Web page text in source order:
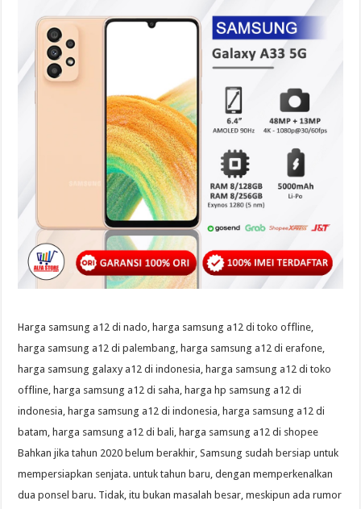
Harga samsung a12 di nado, harga samsung a12 di toko offline,
harga samsung a12 di palembang, harga samsung a12 di erafone,
harga samsung galaxy a12 di indonesia, harga samsung a12 di toko
offline, harga samsung a12 di saha, harga hp samsung a12 di
indonesia, harga samsung a12 di indonesia, harga samsung a12 di
batam, harga samsung a12 di bali, harga samsung a12 di shopee
Bahkan jika tahun 2020 belum berakhir, Samsung sudah bersiap untuk
mempersiapkan senjata. untuk tahun baru, dengan memperkenalkan
dua ponsel baru. Tidak, itu bukan masalah besar, meskipun ada rumor